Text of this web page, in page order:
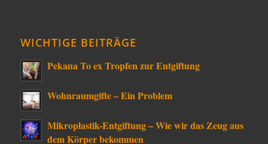
WICHTIGE BEITRÄGE
Pekana To ex Tropfen zur Entgiftung
Wohnraumgifte – Ein Problem
Mikroplastik-Entgiftung – Wie wir das Zeug aus
dem Körper bekommen